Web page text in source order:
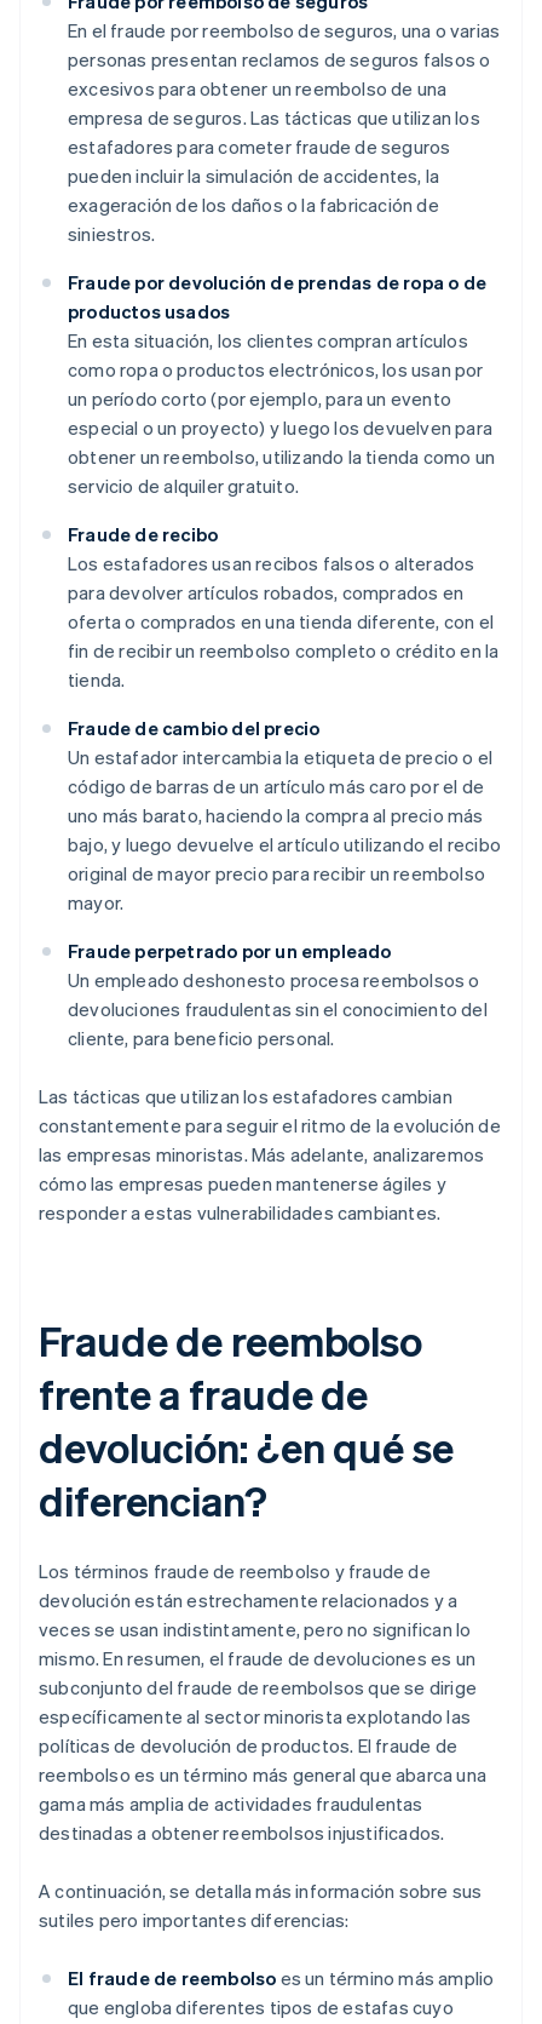
En el fraude por reembolso de seguros, una o varias
personas presentan reclamos de seguros falsos o
excesivos para obtener un reembolso de una
empresa de seguros. Las tácticas que utilizan los
estafadores para cometer fraude de seguros
pueden incluir la simulación de accidentes, la
exageración de los daños o la fabricación de
siniestros.
Fraude por devolución de prendas de ropa o de
productos usados
En esta situación, los clientes compran artículos
como ropa o productos electrónicos, los usan por
un período corto (por ejemplo, para un evento
especial o un proyecto) y luego los devuelven para
obtener un reembolso, utilizando la tienda como un
servicio de alquiler gratuito.
Fraude de recibo
Los estafadores usan recibos falsos o alterados
para devolver artículos robados, comprados en
oferta o comprados en una tienda diferente, con el
fin de recibir un reembolso completo o crédito en la
tienda.
Fraude de cambio del precio
Un estafador intercambia la etiqueta de precio o el
código de barras de un artículo más caro por el de
uno más barato, haciendo la compra al precio más
bajo, y luego devuelve el artículo utilizando el recibo
original de mayor precio para recibir un reembolso
mayor.
Fraude perpetrado por un empleado
Un empleado deshonesto procesa reembolsos o
devoluciones fraudulentas sin el conocimiento del
cliente, para beneficio personal.
Las tácticas que utilizan los estafadores cambian
constantemente para seguir el ritmo de la evolución de
las empresas minoristas. Más adelante, analizaremos
cómo las empresas pueden mantenerse ágiles y
responder a estas vulnerabilidades cambiantes.
Fraude de reembolso
frente a fraude de
devolución: ¿en qué se
diferencian?
Los términos fraude de reembolso y fraude de
devolución están estrechamente relacionados y a
veces se usan indistintamente, pero no significan lo
mismo. En resumen, el fraude de devoluciones es un
subconjunto del fraude de reembolsos que se dirige
específicamente al sector minorista explotando las
políticas de devolución de productos. El fraude de
reembolso es un término más general que abarca una
gama más amplia de actividades fraudulentas
destinadas a obtener reembolsos injustificados.
A continuación, se detalla más información sobre sus
sutiles pero importantes diferencias:
El fraude de reembolso es un término más amplio
que engloba diferentes tipos de estafas cuyo